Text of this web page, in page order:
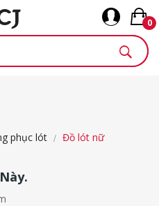
0
phục lót Đồ lót nữ